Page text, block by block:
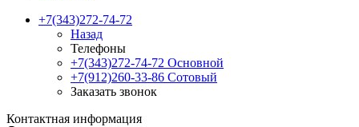
+7(343)272-74-72
Назад
Телефоны
+7(343)272-74-72 Основной
+7(912)260-33-86 Сотовый
Заказать звонок
Контактная информация